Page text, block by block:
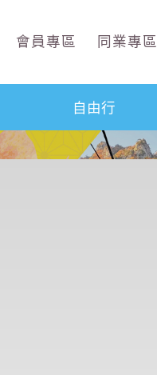
會員專區 同業專區
自由行